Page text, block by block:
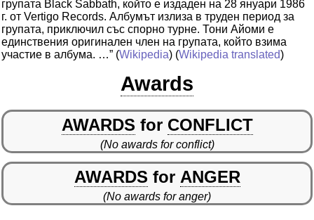
групата Black Sabbath, който е издаден на 28 януари 1986
г. от Vertigo Records. Албумът излиза в труден период за
групата, приключил със спорно турне. Тони Айоми е
единствения оригинален член на групата, който взима
участие в албума. …” (Wikipedia) (Wikipedia translated)
Awards
AWARDS for CONFLICT
(No awards for conflict)
AWARDS for ANGER
(No awards for anger)